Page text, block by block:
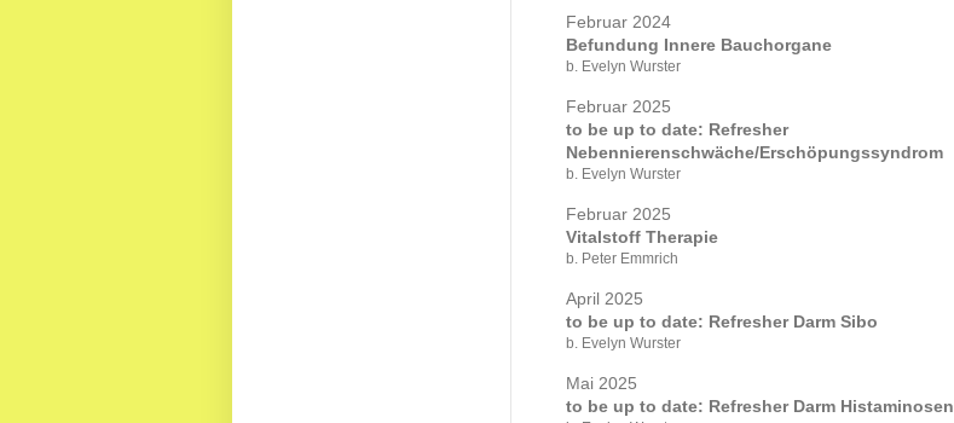
Februar 2024
Befundung Innere Bauchorgane
b. Evelyn Wurster
Februar 2025
to be up to date: Refresher
Nebennierenschwäche/Erschöpungssyndrom
b. Evelyn Wurster
Februar 2025
Vitalstoff Therapie
b. Peter Emmrich
April 2025
to be up to date: Refresher Darm Sibo
b. Evelyn Wurster
Mai 2025
to be up to date: Refresher Darm Histaminosen